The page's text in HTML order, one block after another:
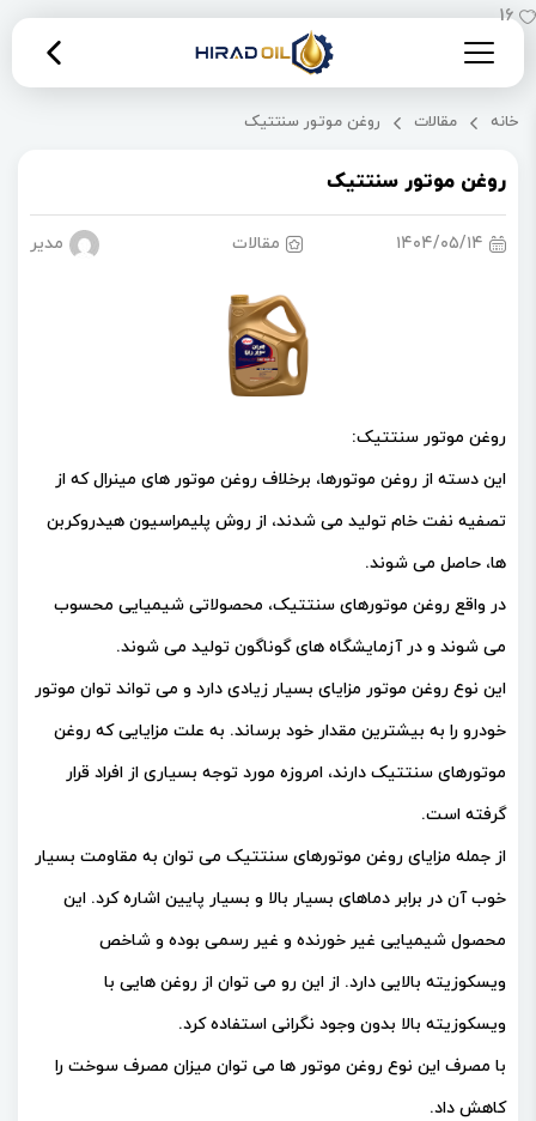
خانه مقالات روغن موتور سنتتیک
روغن موتور سنتتیک
۱۴۰۴/۰۵/۱۴ مقالات
16
روغن موتور سنتتیک:
این دسته از روغن موتورها، برخلاف روغن موتور های مینرال که از
تصفیه نفت خام تولید می شدند، از روش پلیمراسیون هیدروکربن
ها، حاصل می شوند.
در واقع روغن موتورهای سنتتیک، محصولاتی شیمیایی محسوب
می شوند و در آزمایشگاه های گوناگون تولید می شوند.
این نوع روغن موتور مزایای بسیار زیادی دارد و می ‌تواند توان موتور
خودرو را به بیشترین مقدار خود برساند. به علت مزایایی که روغن
موتورهای سنتتیک دارند، امروزه مورد توجه بسیاری از افراد قرار
گرفته است.
از جمله مزایای روغن موتورهای سنتتیک می ‌توان به مقاومت بسیار
خوب آن در برابر دماهای بسیار بالا و بسیار پایین اشاره کرد. این
محصول شیمیایی غیر خورنده و غیر رسمی بوده و شاخص
ویسکوزیته بالایی دارد. از این رو می توان از روغن هایی با
ویسکوزیته بالا بدون وجود نگرانی استفاده کرد.
با مصرف این نوع روغن موتور ها می توان میزان مصرف سوخت را
کاهش داد.